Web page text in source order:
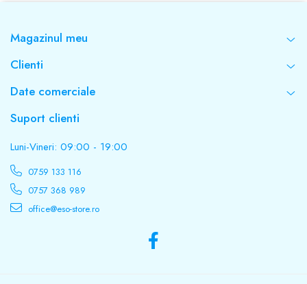
Magazinul meu
Clienti
Date comerciale
Suport clienti
Luni-Vineri: 09:00 - 19:00
0759 133 116
0757 368 989
office@eso-store.ro